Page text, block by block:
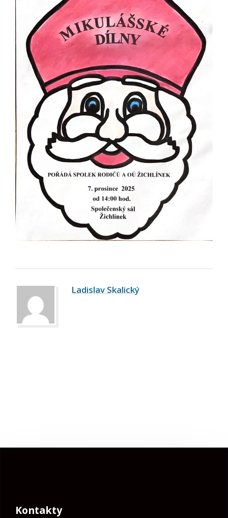
Ladislav Skalický
Kontakty